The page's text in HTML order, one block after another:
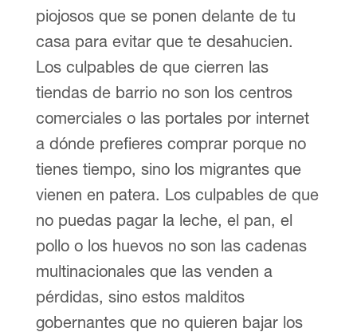
piojosos que se ponen delante de tu
casa para evitar que te desahucien.
Los culpables de que cierren las
tiendas de barrio no son los centros
comerciales o las portales por internet
a dónde prefieres comprar porque no
tienes tiempo, sino los migrantes que
vienen en patera. Los culpables de que
no puedas pagar la leche, el pan, el
pollo o los huevos no son las cadenas
multinacionales que las venden a
pérdidas, sino estos malditos
gobernantes que no quieren bajar los